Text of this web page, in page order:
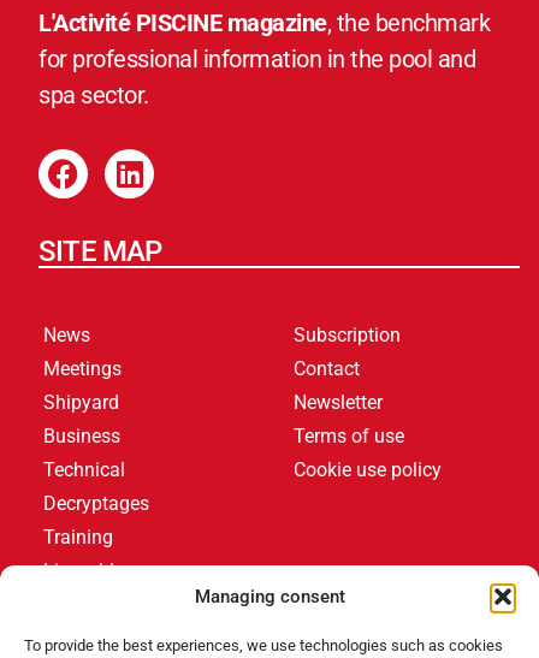
Managing consent
To provide the best experiences, we use technologies such as cookies
L'Activité PISCINE magazine, the benchmark
for professional information in the pool and
spa sector.
SITE MAP
News
Meetings
Shipyard
Business
Technical
Decryptages
Training
Livres blancs
Subscription
Contact
Newsletter
Terms of use
Cookie use policy
LATEST ARTICLES